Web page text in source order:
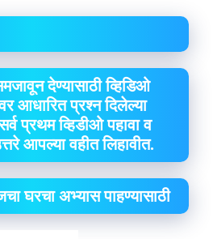
देण्यासाठी व्हिडिओ
आधारित प्रश्न दिलेल्या
प्रथम व्हिडीओ पहावा व
आपल्या वहीत लिहावीत.
घरचा अभ्यास पाहण्यासाठी